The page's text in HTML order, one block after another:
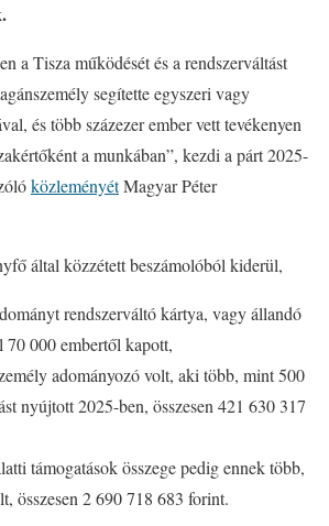
a Tisza működését és a rendszerváltást
segítette egyszeri vagy
és több százezer ember vett tevékenyen
a munkában”, kezdi a párt 2025-
közleményétMagyar Péter
által közzétett beszámolóból kiderül,
rendszerváltó kártya, vagy állandó
70 000 embertől kapott,
adományozó volt, aki több, mint 500
nyújtott 2025-ben, összesen 421 630 317
támogatások összege pedig ennek több,
összesen 2 690 718 683 forint.